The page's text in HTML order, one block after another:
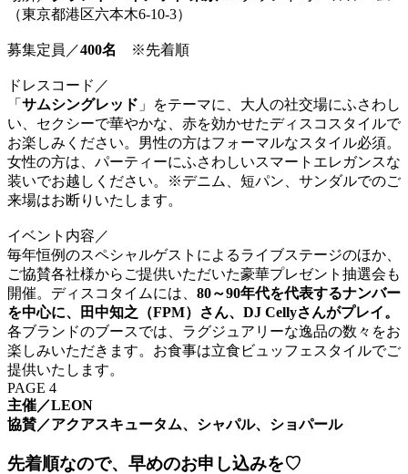
（東京都港区六本木6-10-3）
募集定員／400名 ※先着順
ドレスコード／
「 サムシングレッド 」をテーマに、大人の社交場にふさわし
い、セクシーで華やかな、赤を効かせたディスコスタイルで
お楽しみください。男性の方はフォーマルなスタイル必須。
女性の方は、パーティーにふさわしいスマートエレガンスな
装いでお越しください。※デニム、短パン、サンダルでのご
来場はお断りいたします。
イベント内容／
毎年恒例のスペシャルゲストによるライブステージのほか、
ご協賛各社様からご提供いただいた豪華プレゼント抽選会も
開催。ディスコタイムには、 80～90年代を代表するナンバー
を中心に、田中知之（FPM）さん、DJ Cellyさんがプレイ。
各ブランドのブースでは、ラグジュアリーな逸品の数々をお
楽しみいただきます。お食事は立食ビュッフェスタイルでご
提供いたします。
PAGE 4
主催／LEON
協賛／アクアスキュータム、シャパル、ショパール
先着順なので、早めのお申し込みを♡